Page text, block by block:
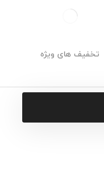
تخفیف های ویژه